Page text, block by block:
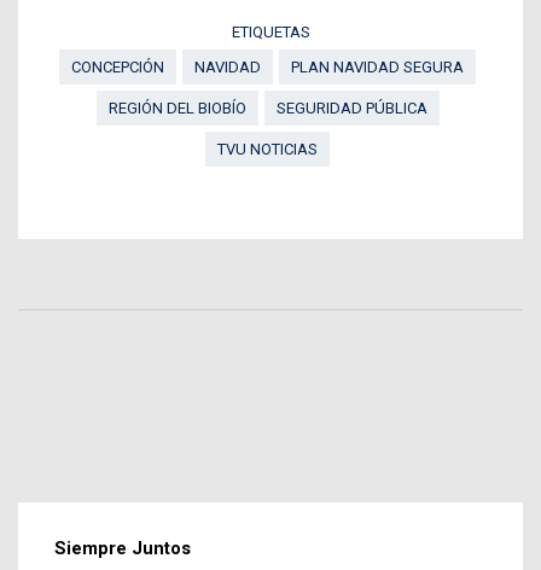
ETIQUETAS
CONCEPCIÓN
NAVIDAD PLAN NAVIDAD SEGURA
REGIÓN DEL BIOBÍO SEGURIDAD PÚBLICA
TVU NOTICIAS
Siempre Juntos